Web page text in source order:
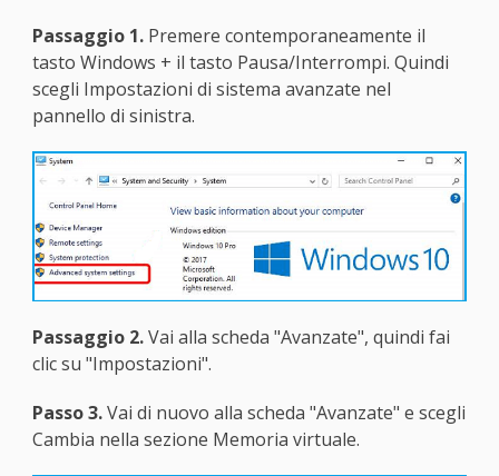
Passaggio 1.Premere contemporaneamente il
tasto Windows + il tasto Pausa/Interrompi. Quindi
scegli Impostazioni di sistema avanzate nel
pannello di sinistra.
Passaggio 2.Vai alla scheda "Avanzate", quindi fai
clic su "Impostazioni".
Passo 3.Vai di nuovo alla scheda "Avanzate" e scegli
Cambia nella sezione Memoria virtuale.